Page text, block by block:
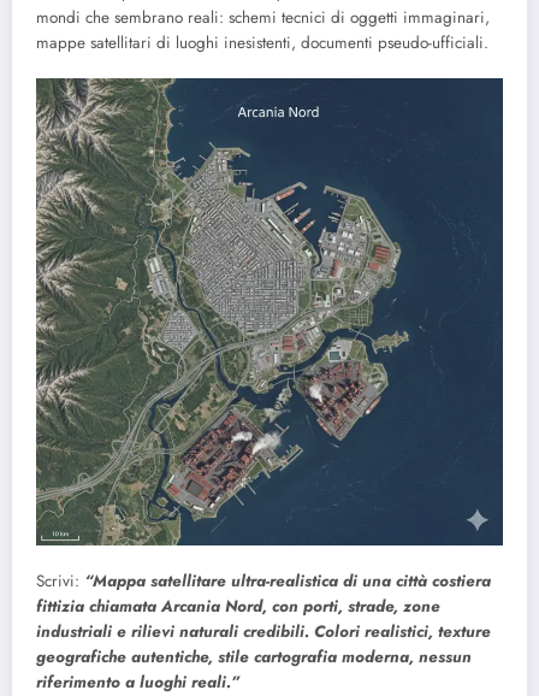
mondi che sembrano reali: schemi tecnici di oggetti immaginari,
mappe satellitari di luoghi inesistenti, documenti pseudo-ufficiali.
Scrivi: “Mappa satellitare ultra-realistica di una città costiera
fittizia chiamata Arcania Nord, con porti, strade, zone
industriali e rilievi naturali credibili. Colori realistici, texture
geografiche autentiche, stile cartografia moderna, nessun
riferimento a luoghi reali.”